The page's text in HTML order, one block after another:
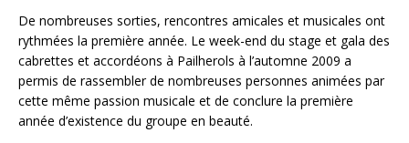
De nombreuses sorties, rencontres amicales et musicales ont
rythmées la première année. Le week-end du stage et gala des
cabrettes et accordéons à Pailherols à l’automne 2009 a
permis de rassembler de nombreuses personnes animées par
cette même passion musicale et de conclure la première
année d’existence du groupe en beauté.